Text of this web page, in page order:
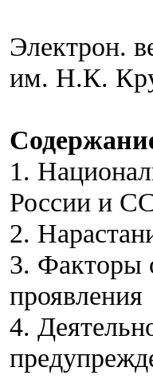
Электрон.
им. Н.К.
1.
России и
2.
3. Факторы
проявления
4.